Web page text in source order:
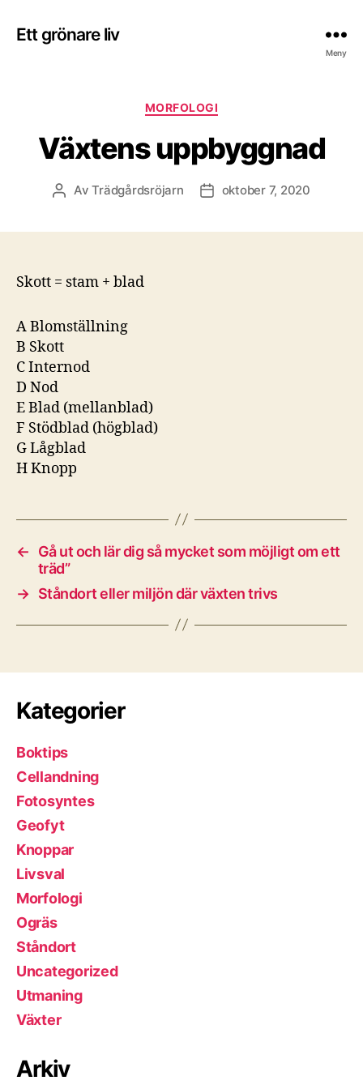
Ett grönare liv
Meny
Kategorier
MORFOLOGI
Växtens uppbyggnad
Inläggsförfattare
AvTrädgårdsröjarn Inläggsdatum
oktober 7, 2020
Skott = stam + blad
A Blomställning
B Skott
C Internod
D Nod
E Blad (mellanblad)
F Stödblad (högblad)
G Lågblad
H Knopp
←
Gå ut och lär dig så mycket som möjligt om ett
träd”
→ Ståndort eller miljön där växten trivs
Kategorier
Boktips
Cellandning
Fotosyntes
Geofyt
Knoppar
Livsval
Morfologi
Ogräs
Ståndort
Uncategorized
Utmaning
Växter
Arkiv